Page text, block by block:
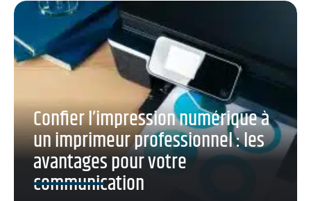
Confier l’impression numérique à
un imprimeur professionnel : les
avantages pour votre
communication